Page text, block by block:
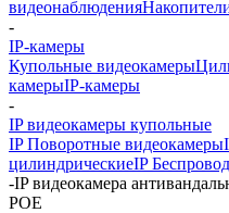
видеонаблюдения
-
IP-камеры
Купольные видеокамеры
камерыIP-камеры
-
IP видеокамеры купольные
IP Поворотные видеокамеры
цилиндрическиеIP
-IP видеокамера
РОЕ